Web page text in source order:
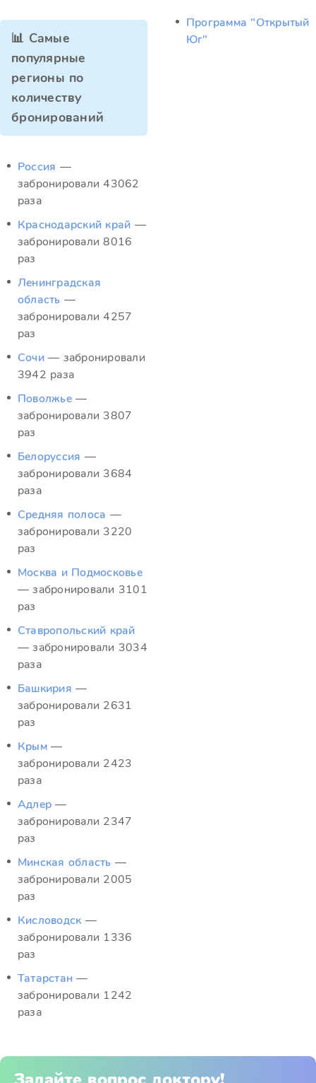
📊 Самые
популярные
регионы по
количеству
бронирований
Россия —
забронировали 43062
раза
Краснодарский край —
забронировали 8016
раз
Ленинградская
область —
забронировали 4257
раз
Сочи — забронировали
3942 раза
Поволжье —
забронировали 3807
раз
Белоруссия —
забронировали 3684
раза
Средняя полоса —
забронировали 3220
раз
Москва и Подмосковье
— забронировали 3101
раз
Ставропольский край
— забронировали 3034
раза
Башкирия —
забронировали 2631
раз
Крым —
забронировали 2423
раза
Адлер —
забронировали 2347
раз
Минская область —
забронировали 2005
раз
Кисловодск —
забронировали 1336
раз
Татарстан —
забронировали 1242
раза
Программа "Открытый
Юг"